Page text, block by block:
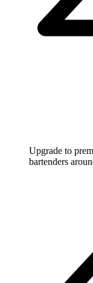
Upgrade to
bartenders